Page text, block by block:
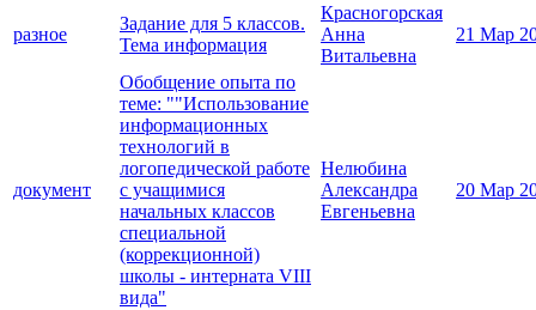
разное
Задание для 5 классов.
Тема информация
Красногорская
Анна
Витальевна
21 Мар
документ
Обобщение опыта по
теме: ""Использование
информационных
технологий в
логопедической работе
с учащимися
начальных классов
специальной
(коррекционной)
школы - интерната VIII
вида"
Нелюбина
Александра
Евгеньевна
20 Мар